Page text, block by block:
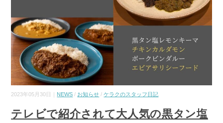
2023年05月30日｜ NEWS / お知らせ /ケラクのスタッフ日記
テレビで紹介されて大人気の黒タン塩